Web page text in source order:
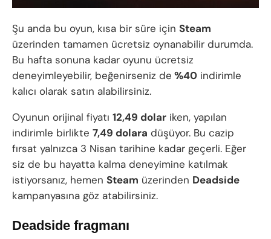
Şu anda bu oyun, kısa bir süre için Steam
üzerinden tamamen ücretsiz oynanabilir durumda.
Bu hafta sonuna kadar oyunu ücretsiz
deneyimleyebilir, beğenirseniz de %40 indirimle
kalıcı olarak satın alabilirsiniz.
Oyunun orijinal fiyatı 12,49 dolar iken, yapılan
indirimle birlikte 7,49 dolara düşüyor. Bu cazip
fırsat yalnızca 3 Nisan tarihine kadar geçerli. Eğer
siz de bu hayatta kalma deneyimine katılmak
istiyorsanız, hemen Steam üzerinden Deadside
kampanyasına göz atabilirsiniz.
Deadside fragmanı